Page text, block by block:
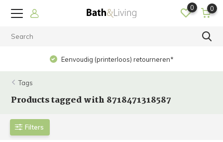
0 0
Eenvoudig (printerloos) retourneren*
Tags
Products tagged with 8718471318587
Filters